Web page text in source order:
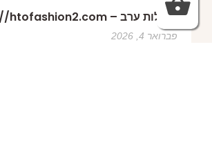
שמלות ערב – https://htofashion2.com/
פברואר 4, 2026